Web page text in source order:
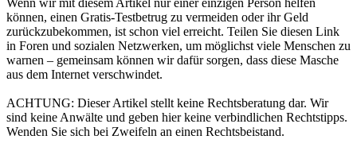
Wenn wir mit diesem Artikel nur einer einzigen Person helfen
können, einen Gratis-Testbetrug zu vermeiden oder ihr Geld
zurückzubekommen, ist schon viel erreicht. Teilen Sie diesen Link
in Foren und sozialen Netzwerken, um möglichst viele Menschen zu
warnen – gemeinsam können wir dafür sorgen, dass diese Masche
aus dem Internet verschwindet.
ACHTUNG: Dieser Artikel stellt keine Rechtsberatung dar. Wir
sind keine Anwälte und geben hier keine verbindlichen Rechtstipps.
Wenden Sie sich bei Zweifeln an einen Rechtsbeistand.